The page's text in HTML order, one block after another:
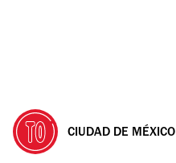
CIUDAD DE MÉXICO